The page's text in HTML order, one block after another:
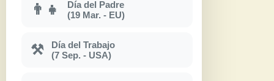
👨‍👧
Día del Padre
(19 Mar. - EU)
⚒
Día del Trabajo
(7 Sep. - USA)